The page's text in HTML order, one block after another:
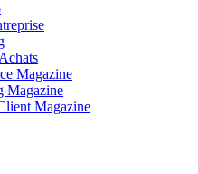
Magazine
Magazine
Magazine